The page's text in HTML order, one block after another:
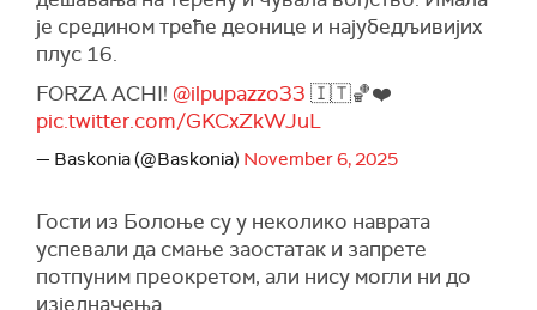
је средином треће деонице и најубедљивијих
плус 16.
FORZA ACHI! @ilpupazzo33 🇮🇹🏀❤️
pic.twitter.com/GKCxZkWJuL
— Baskonia (@Baskonia) November 6, 2025
Гости из Болоње су у неколико наврата
успевали да смање заостатак и запрете
потпуним преокретом, али нису могли ни до
изједначења.